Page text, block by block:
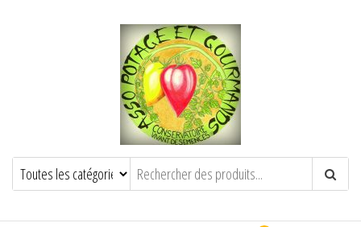
POTAGE ET GOURMANDSSemence paysanne naturelle
——————————————-